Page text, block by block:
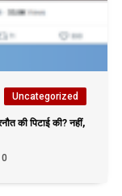
Uncategorized
की पिटाई की? नहीं,
0